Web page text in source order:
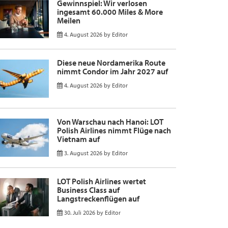
Gewinnspiel: Wir verlosen
ingesamt 60.000 Miles & More
Meilen
4. August 2026 by Editor
Diese neue Nordamerika Route
nimmt Condor im Jahr 2027 auf
4. August 2026 by Editor
Von Warschau nach Hanoi: LOT
Polish Airlines nimmt Flüge nach
Vietnam auf
3. August 2026 by Editor
LOT Polish Airlines wertet
Business Class auf
Langstreckenflügen auf
30. Juli 2026 by Editor